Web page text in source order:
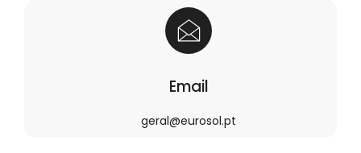
Email
geral@eurosol.pt